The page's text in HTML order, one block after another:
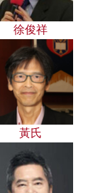
徐俊祥
黃氏